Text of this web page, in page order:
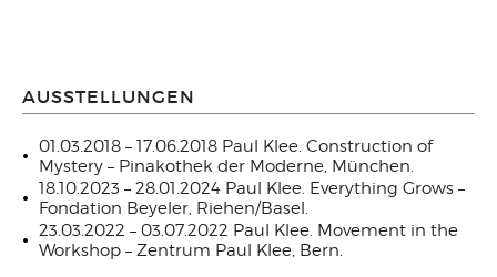
AUSSTELLUNGEN
01.03.2018 – 17.06.2018 Paul Klee. Construction of
Mystery – Pinakothek der Moderne, München.
18.10.2023 – 28.01.2024 Paul Klee. Everything Grows –
Fondation Beyeler, Riehen/Basel.
23.03.2022 – 03.07.2022 Paul Klee. Movement in the
Workshop – Zentrum Paul Klee, Bern.